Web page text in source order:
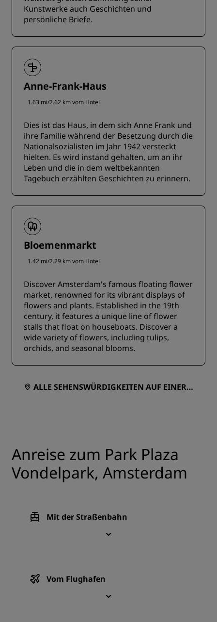
Kunstwerke auch Geschichten und
persönliche Briefe.
Anne-Frank-Haus
1.63 mi/2.62 km vom Hotel
Dies ist das Haus, in dem sich Anne Frank und
ihre Familie während der Besetzung durch die
Nationalsozialisten im Jahr 1942 versteckt
hielten. Es wird instand gehalten, um an ihr
Leben und die in dem weltbekannten
Tagebuch erzählten Geschichten zu erinnern.
Bloemenmarkt
1.42 mi/2.29 km vom Hotel
Discover Amsterdam's famous floating flower
market, renowned for its vibrant displays of
flowers and plants. Established in the 19th
century, it features a unique line of flower
stalls that float on houseboats. Discover a
wide variety of flowers, including tulips,
orchids, and seasonal blooms.
ALLE SEHENSWÜRDIGKEITEN AUF EINER K
Anreise zum Park Plaza
Vondelpark, Amsterdam
Mit der Straßenbahn
Vom Flughafen